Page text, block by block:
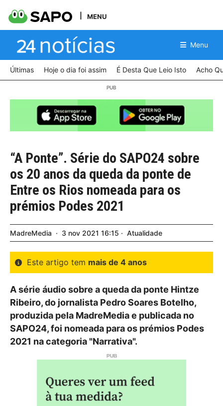
MENU
Menu
Últimas Hoje o dia foi assim É Desta Que Leio Isto Acho
“A Ponte”. Série do SAPO24 sobre
os 20 anos da queda da ponte de
Entre os Rios nomeada para os
prémios Podes 2021
MadreMedia 3 nov 2021 16:15 Atualidade
Este artigo tem mais de 4 anos
A série áudio sobre a queda da ponte Hintze
Ribeiro, do jornalista Pedro Soares Botelho,
produzida pela MadreMedia e publicada no
SAPO24, foi nomeada para os prémios Podes
2021 na categoria "Narrativa".